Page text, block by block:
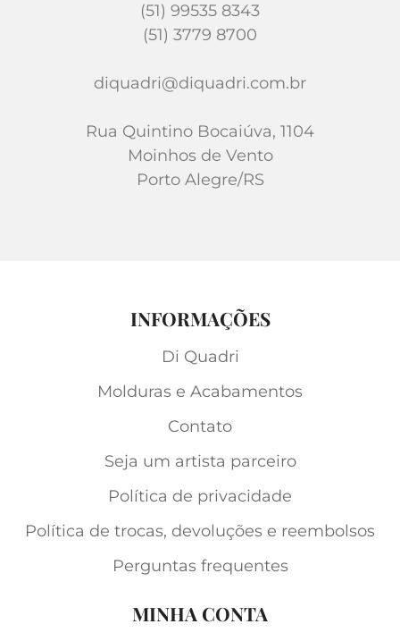
(51) 99535 8343
(51) 3779 8700
diquadri@diquadri.com.br
Rua Quintino Bocaiúva, 1104
Moinhos de Vento
Porto Alegre/RS
INFORMAÇÕES
Di Quadri
Molduras e Acabamentos
Contato
Seja um artista parceiro
Política de privacidade
Política de trocas, devoluções e reembolsos
Perguntas frequentes
MINHA CONTA